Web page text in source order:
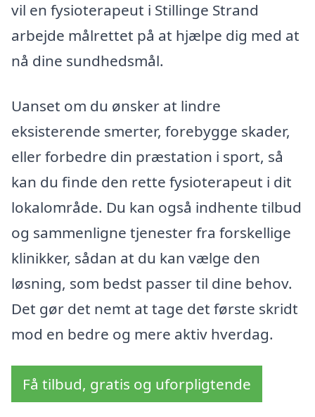
vil en fysioterapeut i Stillinge Strand
arbejde målrettet på at hjælpe dig med at
nå dine sundhedsmål.
Uanset om du ønsker at lindre
eksisterende smerter, forebygge skader,
eller forbedre din præstation i sport, så
kan du finde den rette fysioterapeut i dit
lokalområde. Du kan også indhente tilbud
og sammenligne tjenester fra forskellige
klinikker, sådan at du kan vælge den
løsning, som bedst passer til dine behov.
Det gør det nemt at tage det første skridt
mod en bedre og mere aktiv hverdag.
Få tilbud, gratis og uforpligtende